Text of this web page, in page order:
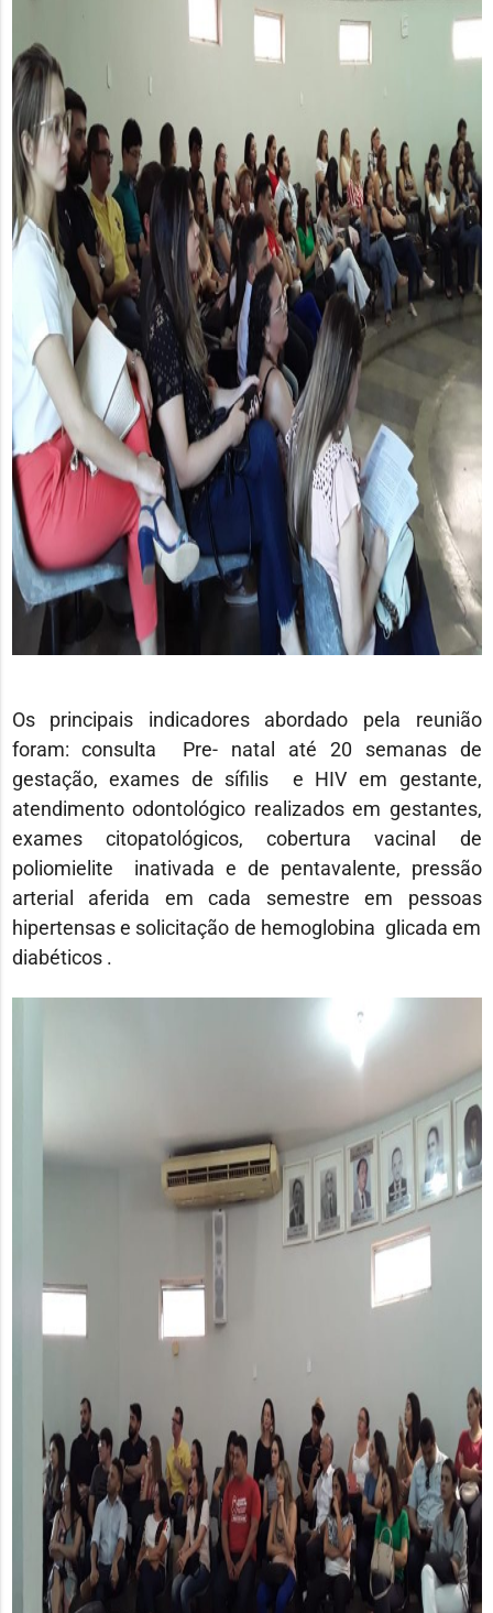
Os principais indicadores abordado pela reunião
foram: consulta Pre- natal até 20 semanas de
gestação, exames de sífilis e HIV em gestante,
atendimento odontológico realizados em gestantes,
exames citopatológicos, cobertura vacinal de
poliomielite inativada e de pentavalente, pressão
arterial aferida em cada semestre em pessoas
hipertensas e solicitação de hemoglobina glicada em
diabéticos .